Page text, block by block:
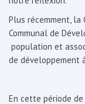
Plus récemment, la
Communal de
population et
de développement
En cette période